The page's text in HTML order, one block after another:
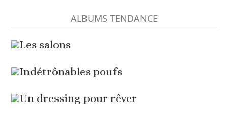
ALBUMS TENDANCE
Les salons
Indétrônables poufs
Un dressing pour rêver